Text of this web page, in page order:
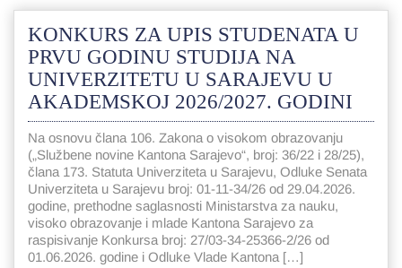
KONKURS ZA UPIS STUDENATA U
PRVU GODINU STUDIJA NA
UNIVERZITETU U SARAJEVU U
AKADEMSKOJ 2026/2027. GODINI
Na osnovu člana 106. Zakona o visokom obrazovanju
(„Službene novine Kantona Sarajevo“, broj: 36/22 i 28/25),
člana 173. Statuta Univerziteta u Sarajevu, Odluke Senata
Univerziteta u Sarajevu broj: 01-11-34/26 od 29.04.2026.
godine, prethodne saglasnosti Ministarstva za nauku,
visoko obrazovanje i mlade Kantona Sarajevo za
raspisivanje Konkursa broj: 27/03-34-25366-2/26 od
01.06.2026. godine i Odluke Vlade Kantona […]